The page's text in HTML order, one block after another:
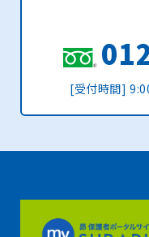
[受付時間]